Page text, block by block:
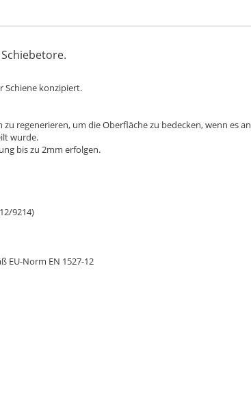
Schiene konzipiert.
regenerieren, um die Oberfläche zu bedecken, wenn es
wurde.
bis zu 2mm erfolgen.
9214)
EU-Norm EN 1527-12